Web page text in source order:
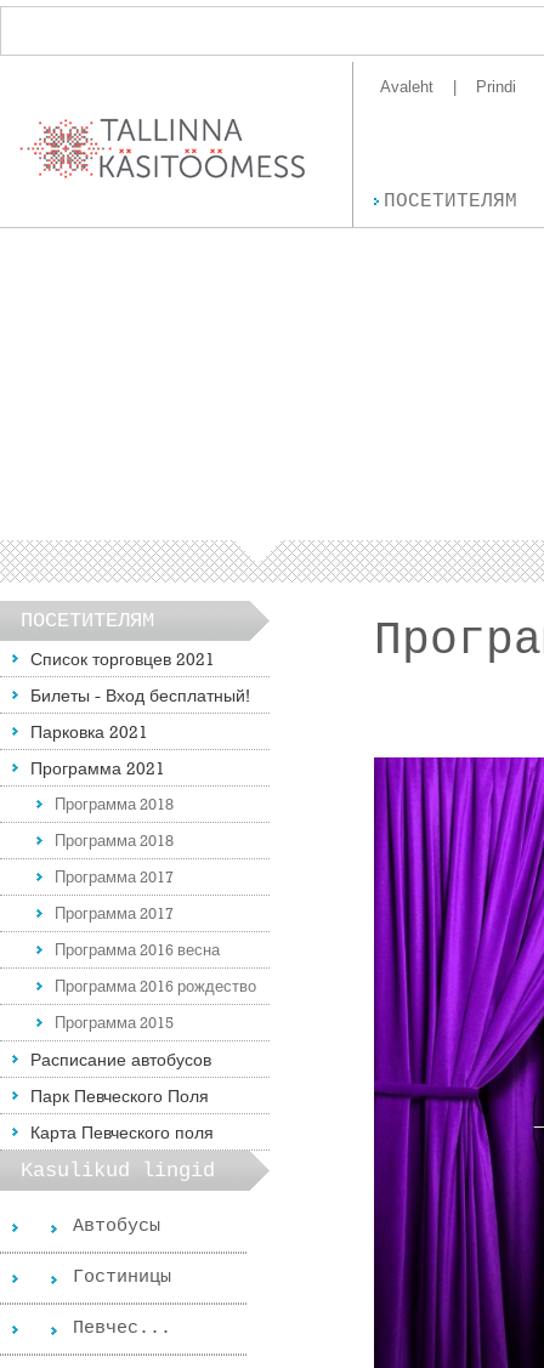
Avaleht Prindi
ПОСЕТИТЕЛЯМ
ПОСЕТИТЕЛЯМ
Список торговцев 2021
Билеты - Вход бесплатный!
Парковка 2021
Программа 2021
Программа 2018
Программа 2018
Программа 2017
Программа 2017
Программа 2016 весна
Программа 2016 рождество
Программа 2015
Расписание автобусов
Парк Певческого Поля
Карта Певческого поля
Kasulikud lingid
Автобусы
Гостиницы
Певчес...